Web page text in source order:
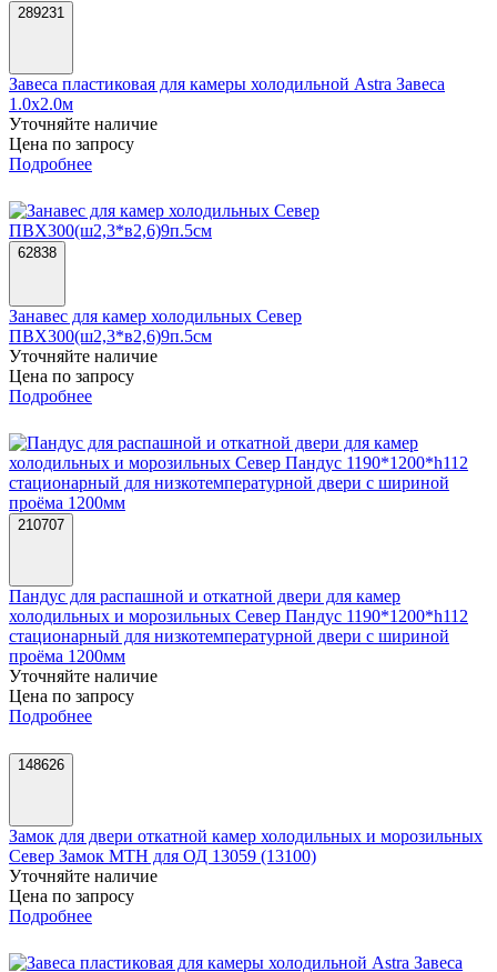
289231
Завеса пластиковая для камеры холодильной Astra Завеса
1.0х2.0м
Уточняйте наличие
Цена по запросу
Подробнее
62838
Занавес для камер холодильных Север
ПВХ300(ш2,3*в2,6)9п.5см
Уточняйте наличие
Цена по запросу
Подробнее
210707
Пандус для распашной и откатной двери для камер
холодильных и морозильных Север Пандус 1190*1200*h112
стационарный для низкотемпературной двери с шириной
проёма 1200мм
Уточняйте наличие
Цена по запросу
Подробнее
148626
Замок для двери откатной камер холодильных и морозильных
Север Замок МТН для ОД 13059 (13100)
Уточняйте наличие
Цена по запросу
Подробнее